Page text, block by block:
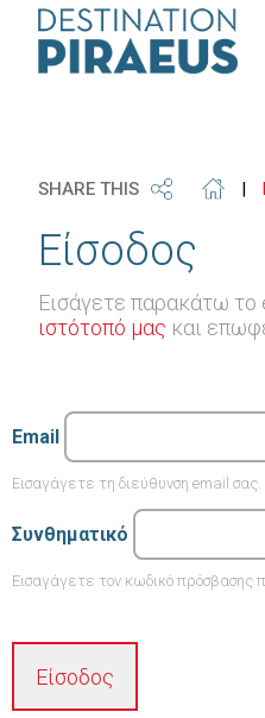
SHARE THIS |
Είσοδος
Εισάγετε παρακάτω το
ιστότοπό μας και
Email
Εισαγάγετε τη διεύθυνση email σας.
Συνθηματικό
Εισαγάγετε τον κωδικό πρόσβασης